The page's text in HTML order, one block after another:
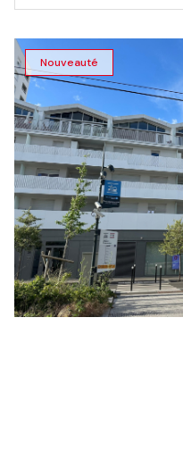
Nouveauté